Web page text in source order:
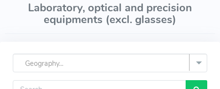
Laboratory, optical and precision
equipments (excl. glasses)
Geography...